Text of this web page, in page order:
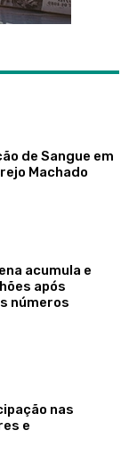
de Sangue em
Machado
acumula e
após
números
nas
e